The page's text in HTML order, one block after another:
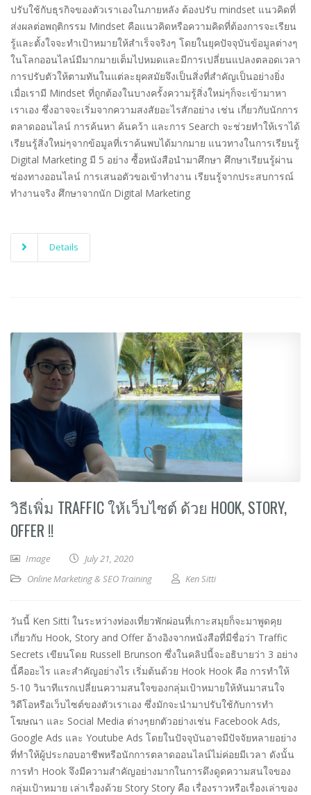
ปรับใช้กับธุรกิจของตัวเราเองในภายหลัง ต้องปรับ mindset แนวคิดที่
ส่งผลต่อพฤติกรรม Mindset คือแนวคิดหรือความคิดที่ต้องการจะเรียน
รู้และตั้งใจจะทำเป้าหมายให้สำเร็จจริงๆ โดยในยุคปัจจุบันข้อมูลต่างๆ
ในโลกออนไลน์มีมากมายเต็มไปหมดและมีการเปลี่ยนแปลงตลอดเวลา
การปรับตัวให้ตามทันในแต่ละยุคสมัยจึงเป็นสิ่งที่สำคัญเป็นอย่างยิ่ง
เมื่อเรามี Mindset ที่ถูกต้องในบางครั้งความรู้สิ่งใหม่ๆก็จะเข้ามาหา
เราเอง ซึ่งอาจจะเริ่มจากความสงสัยอะไรสักอย่าง เช่น เกี่ยวกับนักการ
ตลาดออนไลน์ การค้นหา ค้นคว้า และการ Search จะช่วยทำให้เราได้
เรียนรู้สิ่งใหม่ๆจากข้อมูลที่เราค้นพบได้มากมาย แนวทางในการเรียนรู้
Digital Marketing มี 5 อย่าง ซื้อหนังสือนำมาศึกษา ศึกษาเรียนรู้ผ่าน
ช่องทางออนไลน์ การเสนอตัวขอเข้าทำงาน เรียนรู้จากประสบการณ์
ทำงานจริง ศึกษาจากนัก Digital Marketing
Details
วิธีเพิ่ม TRAFFIC ให้เว็บไซต์ ด้วย HOOK, STORY,
OFFER !!
Image
July 21, 2020
Online Marketing & SEO Training
Ken Sitti
วันนี้ Ken Sitti ในระหว่างท่องเที่ยวพักผ่อนที่เกาะสมุยก็จะมาพูดคุย
เกี่ยวกับ Hook, Story and Offer อ้างอิงจากหนังสือที่มีชื่อว่า Traffic
Secrets เขียนโดย Russell Brunson ซึ่งในคลิปนี้จะอธิบายว่า 3 อย่าง
นี้คืออะไร และสำคัญอย่างไร เริ่มต้นด้วย Hook Hook คือ การทำให้
5-10 วินาทีแรกเปลี่ยนความสนใจของกลุ่มเป้าหมายให้หันมาสนใจ
วิดีโอหรือเว็บไซต์ของตัวเราเอง ซึ่งมักจะนำมาปรับใช้กับการทำ
โฆษณา และ Social Media ต่างๆยกตัวอย่างเช่น Facebook Ads,
Google Ads และ Youtube Ads โดยในปัจจุบันอาจมีปัจจัยหลายอย่าง
ที่ทำให้ผู้ประกอบอาชีพหรือนักการตลาดออนไลน์ไม่ค่อยมีเวลา ดังนั้น
การทำ Hook จึงมีความสำคัญอย่างมากในการดึงดูดความสนใจของ
กลุ่มเป้าหมาย เล่าเรื่องด้วย Story Story คือ เรื่องราวหรือเรื่องเล่าของ